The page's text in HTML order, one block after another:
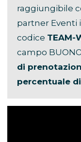
raggiungibile
partner Eventi
codice TEAM-
campo
di
percentuale